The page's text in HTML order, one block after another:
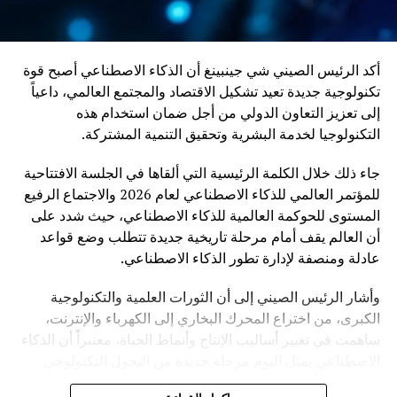
أكد الرئيس الصيني شي جينبينغ أن الذكاء الاصطناعي أصبح قوة
تكنولوجية جديدة تعيد تشكيل الاقتصاد والمجتمع العالمي، داعياً
إلى تعزيز التعاون الدولي من أجل ضمان استخدام هذه
التكنولوجيا لخدمة البشرية وتحقيق التنمية المشتركة.
جاء ذلك خلال الكلمة الرئيسية التي ألقاها في الجلسة الافتتاحية
للمؤتمر العالمي للذكاء الاصطناعي لعام 2026 والاجتماع الرفيع
المستوى للحوكمة العالمية للذكاء الاصطناعي، حيث شدد على
أن العالم يقف أمام مرحلة تاريخية جديدة تتطلب وضع قواعد
عادلة ومنصفة لإدارة تطور الذكاء الاصطناعي.
وأشار الرئيس الصيني إلى أن الثورات العلمية والتكنولوجية
الكبرى، من اختراع المحرك البخاري إلى الكهرباء والإنترنت،
ساهمت في تغيير أساليب الإنتاج وأنماط الحياة، معتبراً أن الذكاء
تحمل فرصاً كبيرة، لكنها تفرض في الوقت نفسه تحديات مرتبطة